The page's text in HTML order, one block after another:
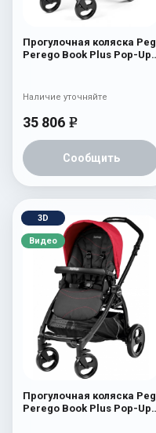
Прогулочная коляска Peg
Perego Book Plus Pop-Up
35 806 e
Сообщить
Наличие уточняйте
3D
Видео
Прогулочная коляска Peg
Perego Book Plus Pop-Up